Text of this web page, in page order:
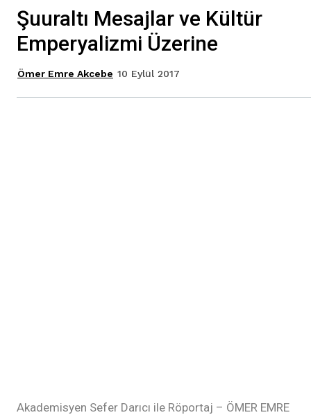
Şuuraltı Mesajlar ve Kültür
Emperyalizmi Üzerine
Ömer Emre Akcebe 10 Eylül 2017
Akademisyen Sefer Darıcı ile Röportaj – ÖMER EMRE